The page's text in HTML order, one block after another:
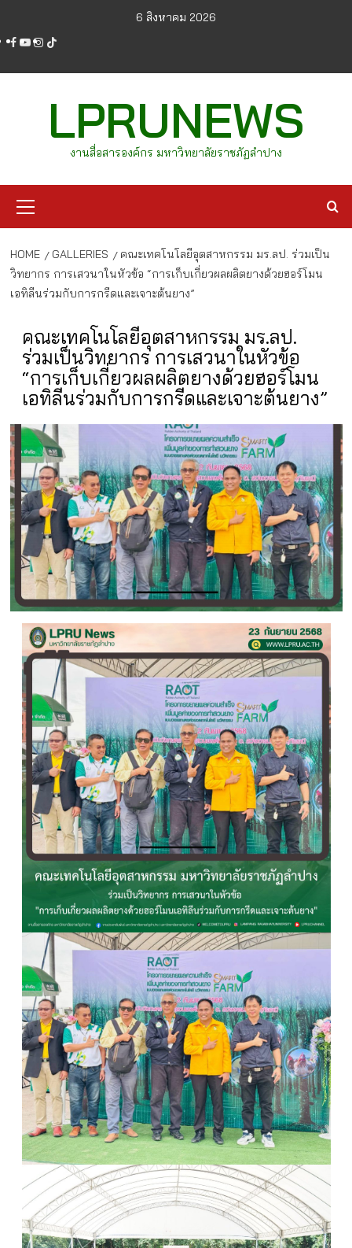
content
6 สิงหาคม 2026
facebook
youtube
instagram
tiktok
LPRUNEWS
งานสื่อสารองค์กร มหาวิทยาลัยราชภัฏลำปาง
Menu
HOME GALLERIES
คณะเทคโนโลยีอุตสาหกรรม มร.ลป. ร่วมเป็น
วิทยากร การเสวนาในหัวข้อ “การเก็บเกี่ยวผลผลิตยางด้วยฮอร์โมน
เอทิลีนร่วมกับการกรีดและเจาะต้นยาง”
คณะเทคโนโลยีอุตสาหกรรม มร.ลป.
ร่วมเป็นวิทยากร การเสวนาในหัวข้อ
“การเก็บเกี่ยวผลผลิตยางด้วยฮอร์โมน
เอทิลีนร่วมกับการกรีดและเจาะต้นยาง”